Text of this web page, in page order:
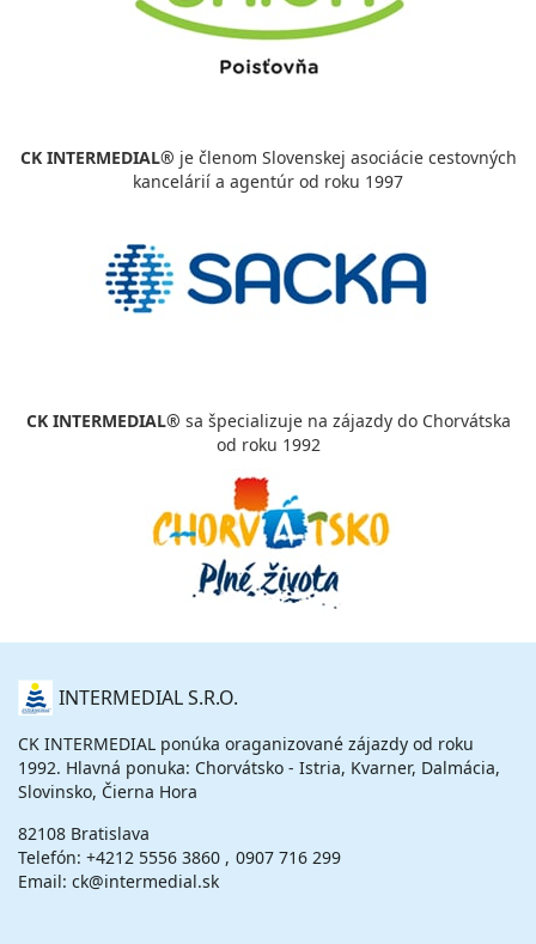
CK INTERMEDIAL® je členom Slovenskej asociácie cestovných
kancelárií a agentúr od roku 1997
CK INTERMEDIAL® sa špecializuje na zájazdy do Chorvátska
od roku 1992
O
NÁS INTERMEDIAL S.R.O.
CK INTERMEDIAL ponúka oraganizované zájazdy od roku
1992. Hlavná ponuka: Chorvátsko - Istria, Kvarner, Dalmácia,
Slovinsko, Čierna Hora
82108 Bratislava
Telefón: +4212 5556 3860
0907 716 299
Email: ck@intermedial.sk